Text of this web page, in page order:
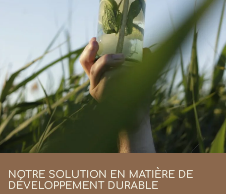
NOTRE SOLUTION EN MATIÈRE DE
DÉVELOPPEMENT DURABLE